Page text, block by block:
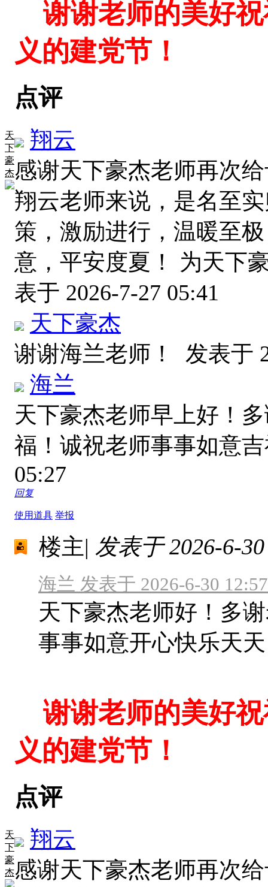
天
下
豪
杰
谢谢老师的美好祝
义的建党节！
点评
翔云
感谢天下豪杰老师再次
翔云老师来说，是名至
策，激励进行，温暖至
意，平安度夏！ 为天下
表于 2026-7-27 05:41
天下豪杰
谢谢海兰老师！ 发表于
海兰
天下豪杰老师早上好！
福！诚祝老师事事如意
05:27
回复
使用道具 举报
天
下
豪
杰
楼主| 发表于 2026-6-
海兰 发表于 2026-6-30 12:57
天下豪杰老师好！多
事事如意开心快乐天
谢谢老师的美好祝
义的建党节！
点评
翔云
感谢天下豪杰老师再次